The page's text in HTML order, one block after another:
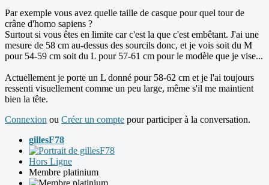
Par exemple vous avez quelle taille de casque pour quel tour de
crâne d'homo sapiens ?
Surtout si vous êtes en limite car c'est la que c'est embêtant. J'ai une
mesure de 58 cm au-dessus des sourcils donc, et je vois soit du M
pour 54-59 cm soit du L pour 57-61 cm pour le modèle que je vise...
Actuellement je porte un L donné pour 58-62 cm et je l'ai toujours
ressenti visuellement comme un peu large, même s'il me maintient
bien la tête.
Connexion ou Créer un compte pour participer à la conversation.
gillesF78
Hors Ligne
Membre platinium